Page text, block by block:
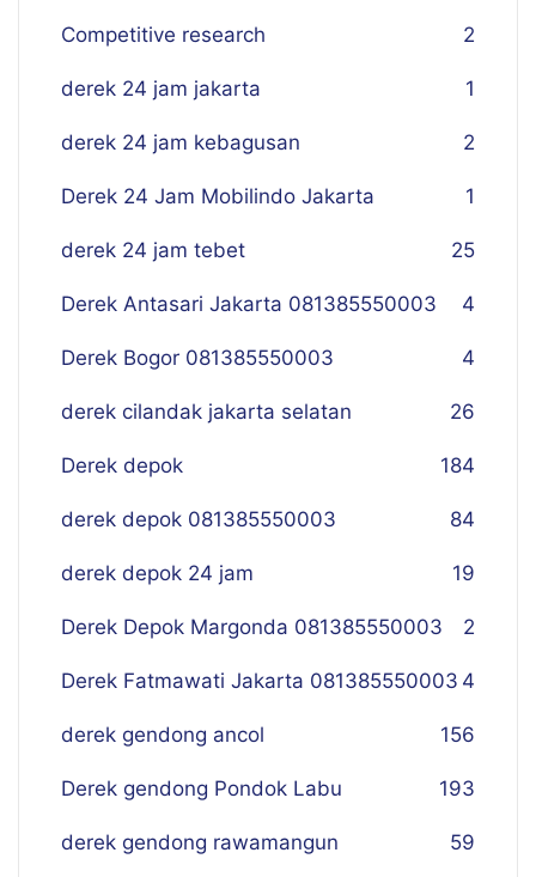
Competitive research 2
derek 24 jam jakarta 1
derek 24 jam kebagusan 2
Derek 24 Jam Mobilindo Jakarta 1
derek 24 jam tebet 25
Derek Antasari Jakarta 081385550003 4
Derek Bogor 081385550003 4
derek cilandak jakarta selatan 26
Derek depok 184
derek depok 081385550003 84
derek depok 24 jam 19
Derek Depok Margonda 081385550003 2
Derek Fatmawati Jakarta 081385550003 4
derek gendong ancol 156
Derek gendong Pondok Labu 193
derek gendong rawamangun 59